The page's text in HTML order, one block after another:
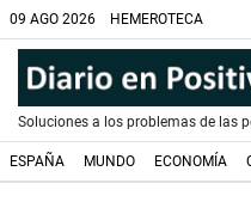
09 AGO 2026 HEMEROTECA
Soluciones a los problemas de las
ESPAÑA MUNDO ECONOMÍA